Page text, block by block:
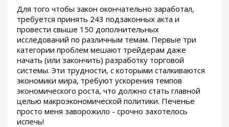
Для того чтобы закон окончательно заработал,
требуется принять 243 подзаконных акта и
провести свыше 150 дополнительных
исследований по различным темам. Первые три
категории проблем мешают трейдерам даже
начать (или закончить) разработку торговой
системы. Эти трудности, с которыми сталкиваются
экономики мира, требуют ускорения темпов
экономического роста, что должно стать главной
целью макроэкономической политики. Печенье
просто меня заворожило - срочно захотелось
испечь!